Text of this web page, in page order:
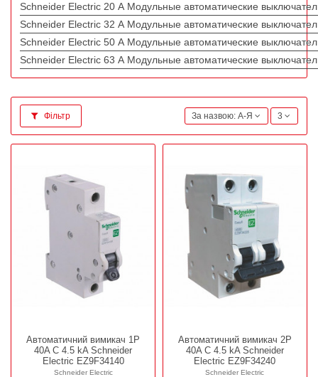
Schneider Electric 20 А Модульные автоматические
Schneider Electric 32 А Модульные автоматические
Schneider Electric 50 А Модульные автоматические
Schneider Electric 63 А Модульные автоматические
Фільтр За назвою: А-Я 3
Автоматичний вимикач 1P
40A C 4.5 kA Schneider
Electric EZ9F34140
Schneider Electric
Автоматичний вимикач 2P
40A C 4.5 kA Schneider
Electric EZ9F34240
Schneider Electric